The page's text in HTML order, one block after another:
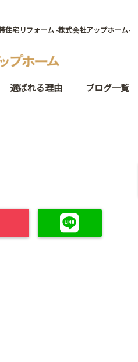
住宅リフォーム -株式会社アップホーム-
選ばれる理由 ブログ一覧